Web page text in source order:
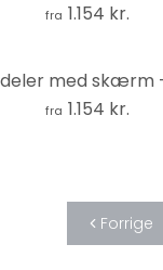
fra 1.154 kr.
fra 1.154 kr.
Forrige